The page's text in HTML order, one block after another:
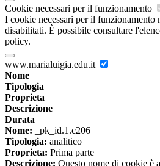
Cookie necessari per il funzionamento
I cookie necessari per il funzionamento
disabilitati. È possibile consultare
policy.
www.marialuigia.edu.it
Nome
Tipologia
Proprieta
Descrizione
Durata
Nome: _pk_id.1.c206
Tipologia: analitico
Proprieta: Prima parte
Descrizione: Questo nome di cookie è